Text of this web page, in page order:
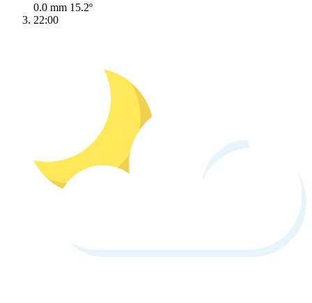
0.0 mm 15.2º
22:00